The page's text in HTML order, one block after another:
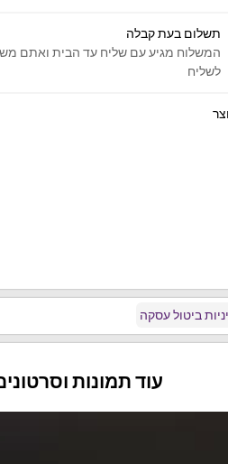
תשלום בעת קבלה
המשלוח מגיע עם שליח עד הבית ואתם
לשליח
ביטול עסקה
עוד תמונות